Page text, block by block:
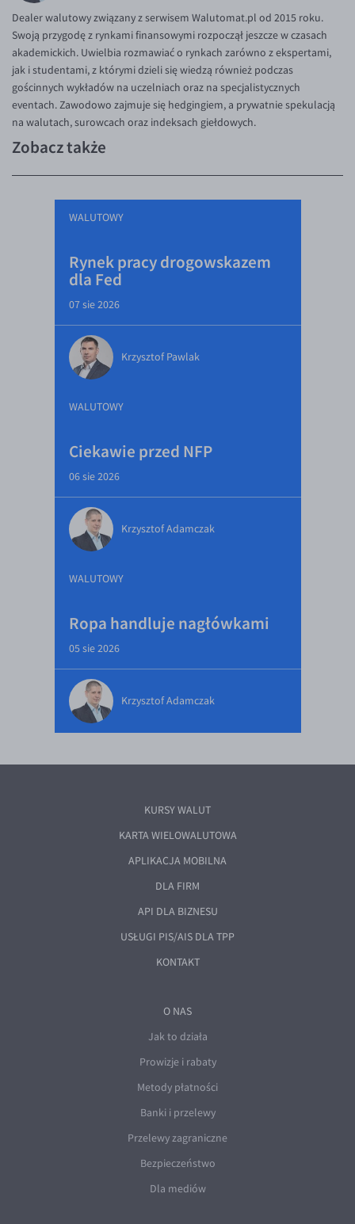
Dealer walutowy związany z serwisem Walutomat.pl od 2015 roku.
Swoją przygodę z rynkami finansowymi rozpoczął jeszcze w czasach
akademickich. Uwielbia rozmawiać o rynkach zarówno z ekspertami,
jak i studentami, z którymi dzieli się wiedzą również podczas
gościnnych wykładów na uczelniach oraz na specjalistycznych
eventach. Zawodowo zajmuje się hedgingiem, a prywatnie spekulacją
na walutach, surowcach oraz indeksach giełdowych.
Zobacz także
WALUTOWY
Rynek pracy drogowskazem
dla Fed
07 sie 2026
Krzysztof Pawlak
WALUTOWY
Ciekawie przed NFP
06 sie 2026
Krzysztof Adamczak
WALUTOWY
Ropa handluje nagłówkami
05 sie 2026
Krzysztof Adamczak
KURSY WALUT
KARTA WIELOWALUTOWA
APLIKACJA MOBILNA
DLA FIRM
API DLA BIZNESU
USŁUGI PIS/AIS DLA TPP
KONTAKT
O NAS
Jak to działa
Prowizje i rabaty
Metody płatności
Banki i przelewy
Przelewy zagraniczne
Bezpieczeństwo
Dla mediów